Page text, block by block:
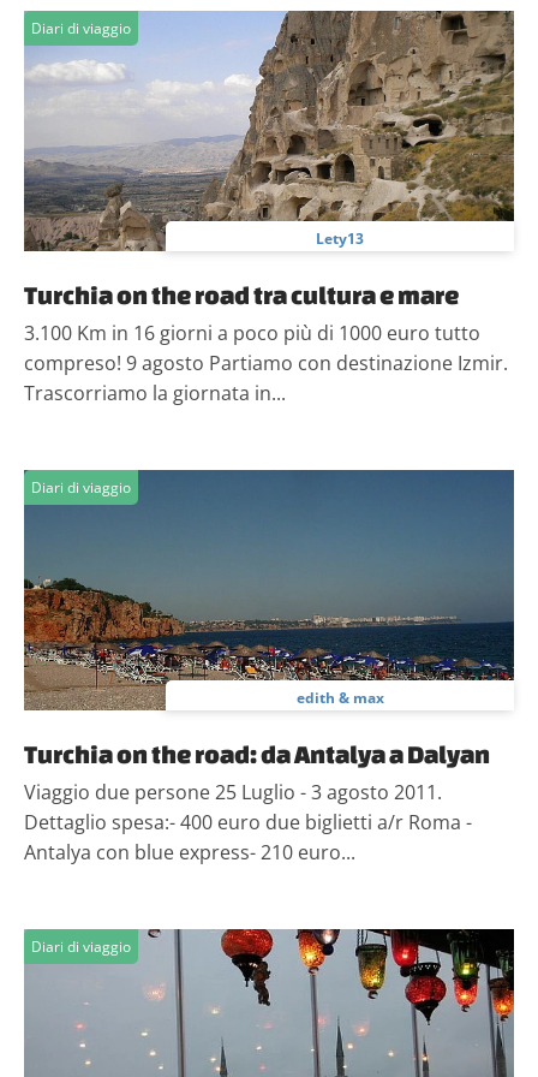
pubblicità e social media, i quali potrebbero combinarle
con altre informazioni che hai fornito loro o che hanno
raccolto dal tuo utilizzo dei loro servizi.
Diari di viaggio
Lety13
Turchia on the road tra cultura e mare
3.100 Km in 16 giorni a poco più di 1000 euro tutto
compreso! 9 agosto Partiamo con destinazione Izmir.
Trascorriamo la giornata in...
Diari di viaggio
edith & max
Turchia on the road: da Antalya a Dalyan
Viaggio due persone 25 Luglio - 3 agosto 2011.
Dettaglio spesa:- 400 euro due biglietti a/r Roma -
Antalya con blue express- 210 euro...
Diari di viaggio